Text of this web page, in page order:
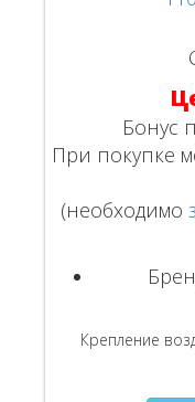
Бонус
При покупке
(необходимо
Крепление